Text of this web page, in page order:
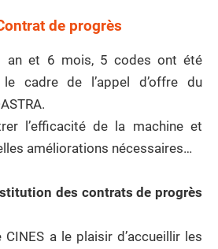
de progrès
an et 6 mois, 5 codes ont été
cadre de l’appel d’offre du
l’efficacité de la machine et
améliorations nécessaires…
des contrats de progrès
a le plaisir d’accueillir les